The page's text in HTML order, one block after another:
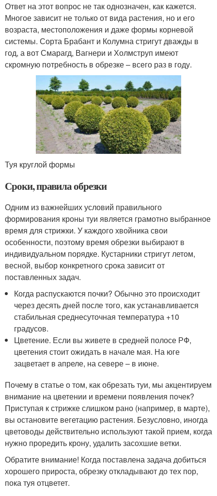
Ответ на этот вопрос не так однозначен, как кажется.
Многое зависит не только от вида растения, но и его
возраста, местоположения и даже формы корневой
системы. Сорта Брабант и Колумна стригут дважды в
год, а вот Смарагд, Вагнери и Холмструп имеют
скромную потребность в обрезке – всего раз в году.
Туя круглой формы
Сроки, правила обрезки
Одним из важнейших условий правильного
формирования кроны туи является грамотно выбранное
время для стрижки. У каждого хвойника свои
особенности, поэтому время обрезки выбирают в
индивидуальном порядке. Кустарники стригут летом,
весной, выбор конкретного срока зависит от
поставленных задач.
Когда распускаются почки? Обычно это происходит
через десять дней после того, как устанавливается
стабильная среднесуточная температура +10
градусов.
Цветение. Если вы живете в средней полосе РФ,
цветения стоит ожидать в начале мая. На юге
зацветает в апреле, на севере – в июне.
Почему в статье о том, как обрезать туи, мы акцентируем
внимание на цветении и времени появления почек?
Приступая к стрижке слишком рано (например, в марте),
вы остановите вегетацию растения. Безусловно, иногда
цветоводы действительно используют такой прием, когда
нужно проредить крону, удалить засохшие ветки.
Обратите внимание! Когда поставлена задача добиться
хорошего прироста, обрезку откладывают до тех пор,
пока туя отцветет.